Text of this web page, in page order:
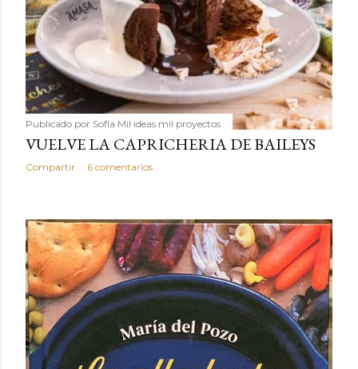
Publicado por Sofía Mil ideas mil proyectos
VUELVE LA CAPRICHERIA DE BAILEYS
Compartir 6 comentarios